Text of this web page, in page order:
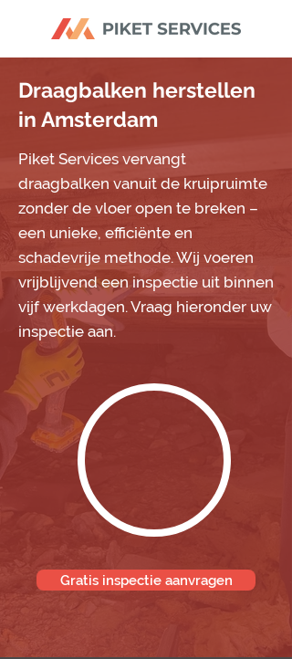
Draagbalken herstellen
in Amsterdam
Piket Services vervangt
draagbalken vanuit de kruipruimte
zonder de vloer open te breken –
een unieke, efficiënte en
schadevrije methode. Wij voeren
vrijblijvend een inspectie uit binnen
vijf werkdagen. Vraag hieronder uw
inspectie aan.
Gratis inspectie aanvragen